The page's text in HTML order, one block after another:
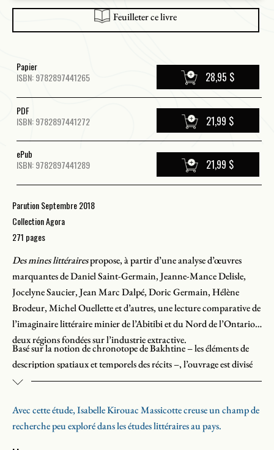
Feuilleter ce livre
Papier
ISBN: 9782897441265
28,95 $
PDF
ISBN: 9782897441272
21,99 $
ePub
ISBN: 9782897441289
21,99 $
Parution Septembre 2018
Collection Agora
271 pages
Des mines littérairespropose, à partir d’une analyse d’œuvres
marquantes de Daniel Saint-Germain, Jeanne-Mance Delisle,
Jocelyne Saucier, Jean Marc Dalpé, Doric Germain, Hélène
Brodeur, Michel Ouellette et d’autres, une lecture comparative de
l’imaginaire littéraire minier de l’Abitibi et du Nord de l’Ontario,
deux régions fondées sur l’industrie extractive.
Basé sur la notion de chronotope de Bakhtine – les éléments de
description spatiaux et temporels des récits –, l’ouvrage est divisé
en trois parties. La première se penche sur la typologie de la mine
européenne ; la deuxième, sur l’esthétique nordique et la notion de
frontier, qui structurent la littérature des mines en Amérique du
Avec cette étude, Isabelle Kirouac Massicotte creuse un champ de
recherche peu exploré dans les études littéraires au pays.